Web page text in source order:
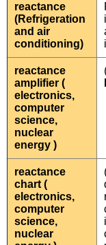
reactance
(Refrigeration
and air
conditioning)
reactance
amplifier (
electronics,
computer
science,
nuclear
energy )
reactance
chart (
electronics,
computer
science,
nuclear